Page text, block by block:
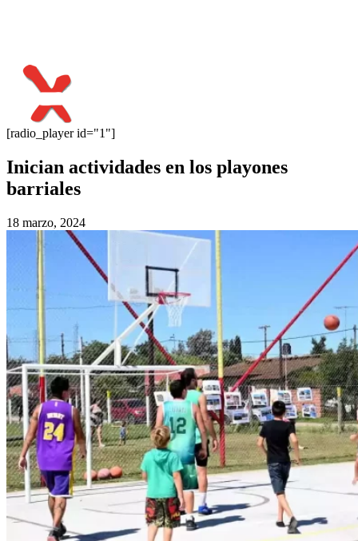
[radio_player id="1"]
Inician actividades en los playones
barriales
18 marzo, 2024